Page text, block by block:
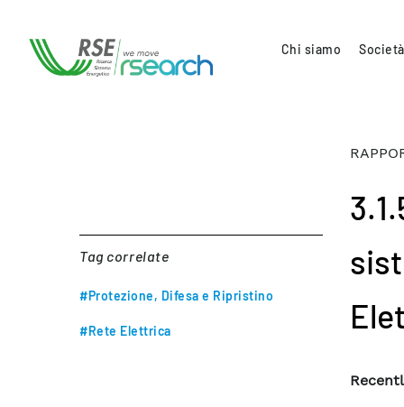
Chi siamo
Tag correlate
#Protezione, Difesa e Ripristino
#Rete Elettrica